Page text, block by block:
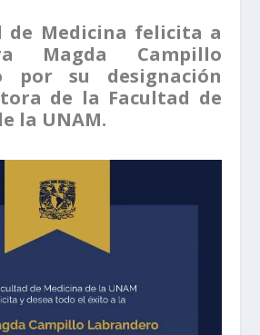
de Medicina felicita a
Magda Campillo
por su designación
de la Facultad de
la UNAM.